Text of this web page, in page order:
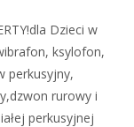
Dzieci w
ksylofon,
perkusyjny,
rurowy i
perkusyjnej